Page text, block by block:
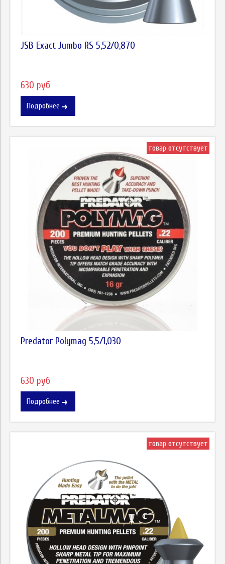
JSB Exact Jumbo RS 5,52/0,870
630 руб
Подробнее
товар отсутствует
Predator Polymag 5,5/1,030
630 руб
Подробнее
товар отсутствует